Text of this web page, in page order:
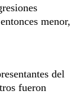
menor,
del
fueron